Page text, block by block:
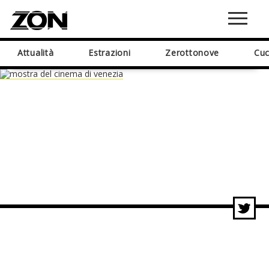
Attualità Estrazioni Zerottonove